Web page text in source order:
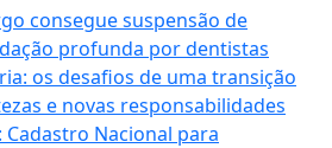
consegue suspensão de
profunda por dentistas
os desafios de uma transição
e novas responsabilidades
Nacional para